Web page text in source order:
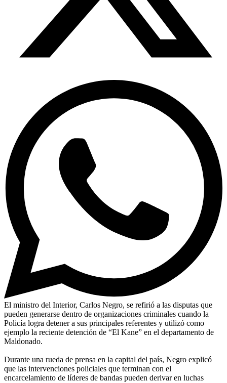
El ministro del Interior, Carlos Negro, se refirió a las disputas que
pueden generarse dentro de organizaciones criminales cuando la
Policía logra detener a sus principales referentes y utilizó como
ejemplo la reciente detención de “El Kane” en el departamento de
Maldonado.
Durante una rueda de prensa en la capital del país, Negro explicó
que las intervenciones policiales que terminan con el
encarcelamiento de líderes de bandas pueden derivar en luchas